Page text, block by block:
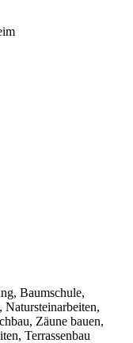
Baumschule,
Zäune bauen,
Terrassenbau